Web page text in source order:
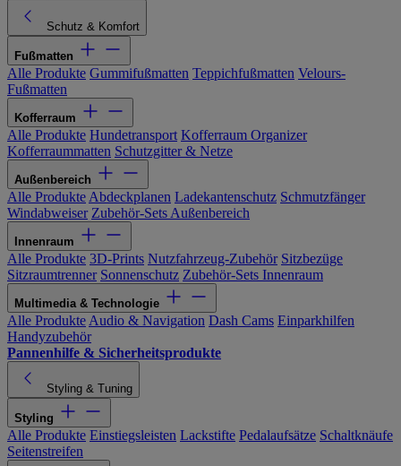
Schutz & Komfort
Fußmatten
Alle Produkte Gummifußmatten Teppichfußmatten Velours-
Fußmatten
Kofferraum
Alle Produkte Hundetransport Kofferraum Organizer
Kofferraummatten Schutzgitter & Netze
Außenbereich
Alle Produkte Abdeckplanen Ladekantenschutz Schmutzfänger
Windabweiser Zubehör-Sets Außenbereich
Innenraum
Alle Produkte 3D-Prints Nutzfahrzeug-Zubehör Sitzbezüge
Sitzraumtrenner Sonnenschutz Zubehör-Sets Innenraum
Multimedia & Technologie
Alle Produkte Audio & Navigation Dash Cams Einparkhilfen
Handyzubehör
Pannenhilfe & Sicherheitsprodukte
Styling & Tuning
Styling
Alle Produkte Einstiegsleisten Lackstifte Pedalaufsätze Schaltknäufe
Seitenstreifen